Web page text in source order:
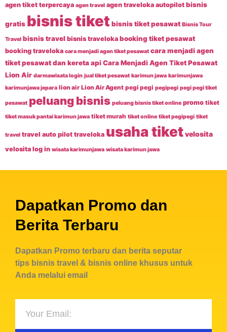
agen tiket terpercaya agen travel agen traveloka autopilot bisnis
gratis bisnis tiketbisnis tiket pesawat Bisnis Tour
Travel bisnis travel bisnis traveloka booking tiket pesawat
booking traveloka cara menjadi agen tiket pesawat cara menjadi agen
tiket pesawat dan kereta apiCara Menjadi Agen Tiket Pesawat
Lion Air darmawisata login jual tiket pesawat karimun jawa karimunjawa
karimunjawa jepara lion air Lion Air Agent pegi pegi pegipegi pegi pegi tiket
pesawat peluang bisnis peluang bisnis tiket online promo tiket
tiket masuk pantai karimun jawa tiket murah tiket online tiket pegipegi tiket
travel travel auto pilot traveloka usaha tiketvelosita
velosita log in wisata karimunjawa wisata karimun jawa
Dapatkan Promo dan
Berita Terbaru
Dapatkan Promo terbaru dan berita seputar
tips bisnis travel & bisnis online khusus untuk
Anda melalui email